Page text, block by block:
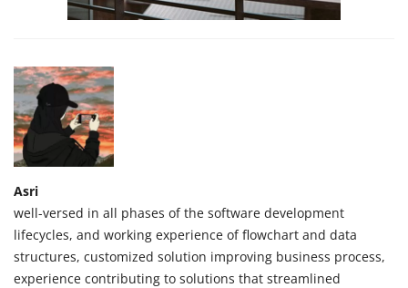
Asri
well-versed in all phases of the software development
lifecycles, and working experience of flowchart and data
structures, customized solution improving business process,
experience contributing to solutions that streamlined